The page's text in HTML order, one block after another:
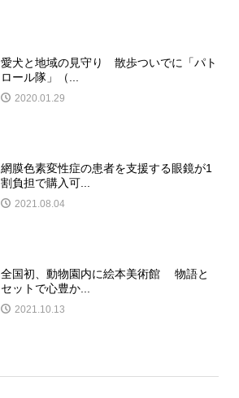
愛犬と地域の見守り 散歩ついでに「パト
ロール隊」（...
2020.01.29
網膜色素変性症の患者を支援する眼鏡が1
割負担で購入可...
2021.08.04
全国初、動物園内に絵本美術館 物語と
セットで心豊か...
2021.10.13